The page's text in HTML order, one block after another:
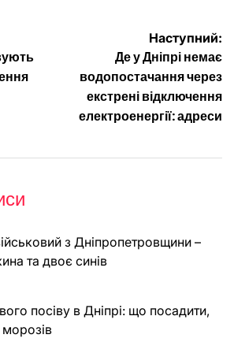
Наступний:
Де у Дніпрі немає
водопостачання через
екстрені відключення
електроенергії: адреси
з Дніпропетровщини –
та двоє синів
посіву в Дніпрі: що посадити,